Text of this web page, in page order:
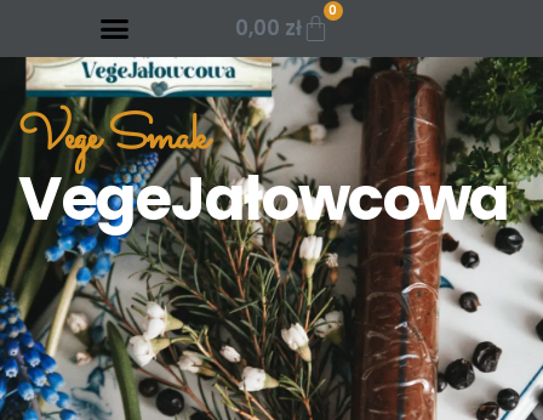
0,00 zł
0
Vege Smak
VegeJałowcowa